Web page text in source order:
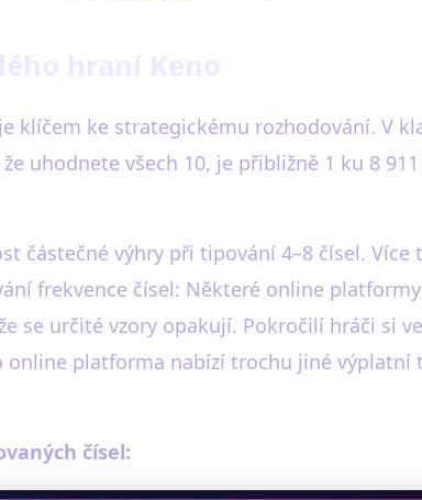
klíčem ke strategickému rozhodování. V
uhodnete všech 10, je přibližně 1 ku 8
částečné výhry při tipování 4–8 čísel. Více
frekvence čísel: Některé online
se určité vzory opakují. Pokročilí hráči si
platforma nabízí trochu jiné výplatní
čísel: